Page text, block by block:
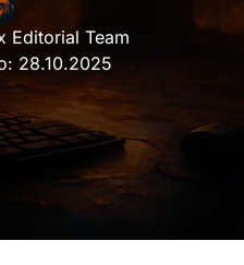
Editorial Team
28.10.2025